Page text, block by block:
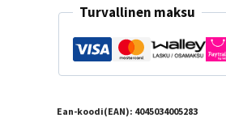
Turvallinen maksu
Ean-koodi(EAN): 4045034005283